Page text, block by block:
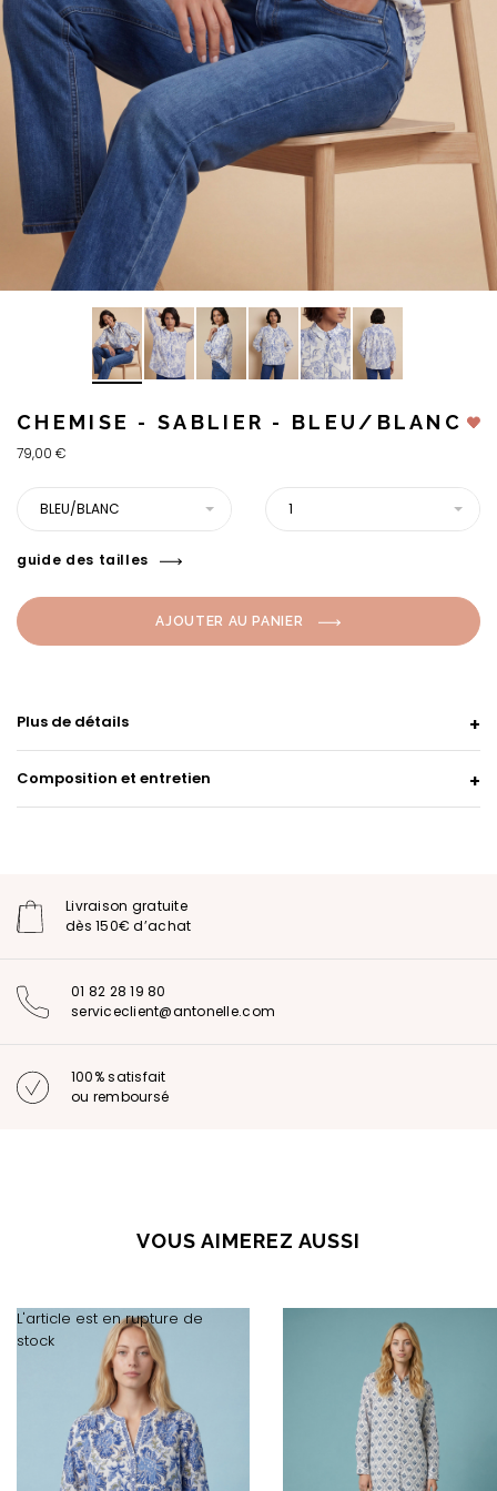
CHEMISE - SABLIER - BLEU/BLANC
79,00 €
BLEU/BLANC 1
guide des tailles
AJOUTER AU PANIER
Plus de détails
Composition et entretien
Livraison gratuite
dès 150€ d’achat
01 82 28 19 80
serviceclient@antonelle.com
100% satisfait
ou remboursé
VOUS AIMEREZ AUSSI
L'article est en rupture de
stock